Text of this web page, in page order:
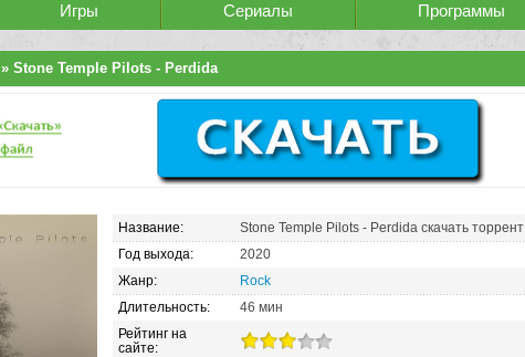
Игры Сериалы Программы
» Stone Temple Pilots - Perdida
Название:
Stone Temple Pilots - Perdida скачать торрент
Год выхода:
2020
Жанр:
Rock
Длительность:
46 мин
Рейтинг на
сайте: